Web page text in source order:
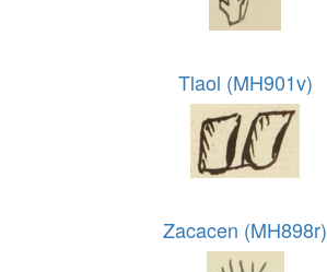
Tlaol (MH901v)
Zacacen (MH898r)